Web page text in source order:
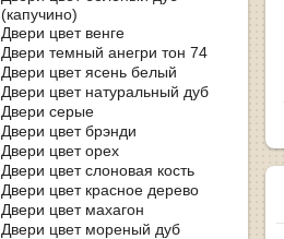
(капучино)
Двери цвет венге
Двери темный анегри тон 74
Двери цвет ясень белый
Двери цвет натуральный дуб
Двери серые
Двери цвет брэнди
Двери цвет орех
Двери цвет слоновая кость
Двери цвет красное дерево
Двери цвет махагон
Двери цвет мореный дуб